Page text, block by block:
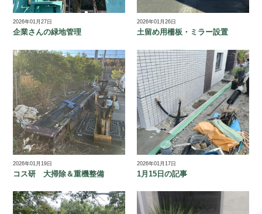
2026年01月27日
企業さんの緑地管理
2026年01月26日
土留め用柵板・ミラー設置
2026年01月19日
コス研 大掃除＆重機整備
2026年01月17日
1月15日の記事